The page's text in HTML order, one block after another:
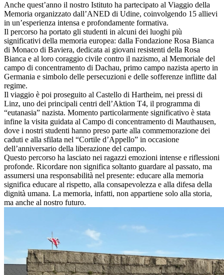
Anche quest’anno il nostro Istituto ha partecipato al Viaggio della
Memoria organizzato dall’ANED di Udine, coinvolgendo 15 allievi
in un’esperienza intensa e profondamente formativa.
Il percorso ha portato gli studenti in alcuni dei luoghi più
significativi della memoria europea: dalla Fondazione Rosa Bianca
di Monaco di Baviera, dedicata ai giovani resistenti della Rosa
Bianca e al loro coraggio civile contro il nazismo, al Memoriale del
campo di concentramento di Dachau, primo campo nazista aperto in
Germania e simbolo delle persecuzioni e delle sofferenze inflitte dal
regime.
Il viaggio è poi proseguito al Castello di Hartheim, nei pressi di
Linz, uno dei principali centri dell’Aktion T4, il programma di
“eutanasia” nazista. Momento particolarmente significativo è stata
infine la visita guidata al Campo di concentramento di Mauthausen,
dove i nostri studenti hanno preso parte alla commemorazione dei
caduti e alla sfilata nel “Cortile d’Appello” in occasione
dell’anniversario della liberazione del campo.
Questo percorso ha lasciato nei ragazzi emozioni intense e riflessioni
profonde. Ricordare non significa soltanto guardare al passato, ma
assumersi una responsabilità nel presente: educare alla memoria
significa educare al rispetto, alla consapevolezza e alla difesa della
dignità umana. La memoria, infatti, non appartiene solo alla storia,
ma anche al nostro futuro.